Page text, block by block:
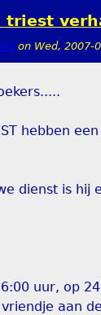
triest
on Wed, 2007-
hebben
dienst is hij
uur, op
aan